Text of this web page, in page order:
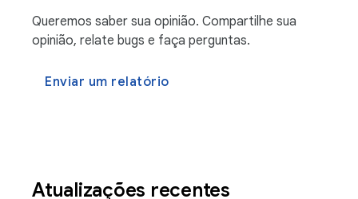
Queremos saber sua opinião. Compartilhe sua
opinião, relate bugs e faça perguntas.
Enviar um relatório
Atualizações recentes